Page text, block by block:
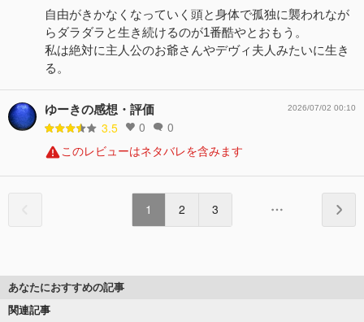
自由がきかなくなっていく頭と身体で孤独に襲われなが
らダラダラと生き続けるのが1番酷やとおもう。
私は絶対に主人公のお爺さんやデヴィ夫人みたいに生き
る。
ゆーきの感想・評価
3.5 0 0
2026/07/02 00:10
このレビューはネタバレを含みます
1 2 3
あなたにおすすめの記事
関連記事